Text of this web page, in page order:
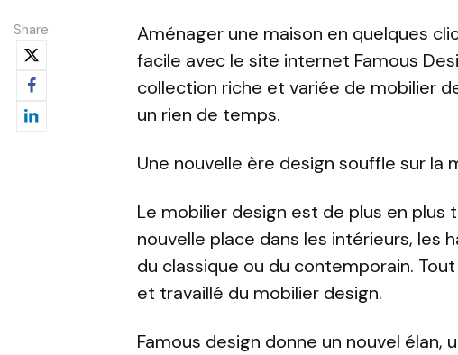
Share
Aménager une maison en quelques
facile avec le site internet Famous
collection riche et variée de mobilier
un rien de temps.
Une nouvelle ère design souffle sur la
Le mobilier design est de plus en plus
nouvelle place dans les intérieurs, les
du classique ou du contemporain.
et travaillé du mobilier design.
Famous design donne un nouvel élan,